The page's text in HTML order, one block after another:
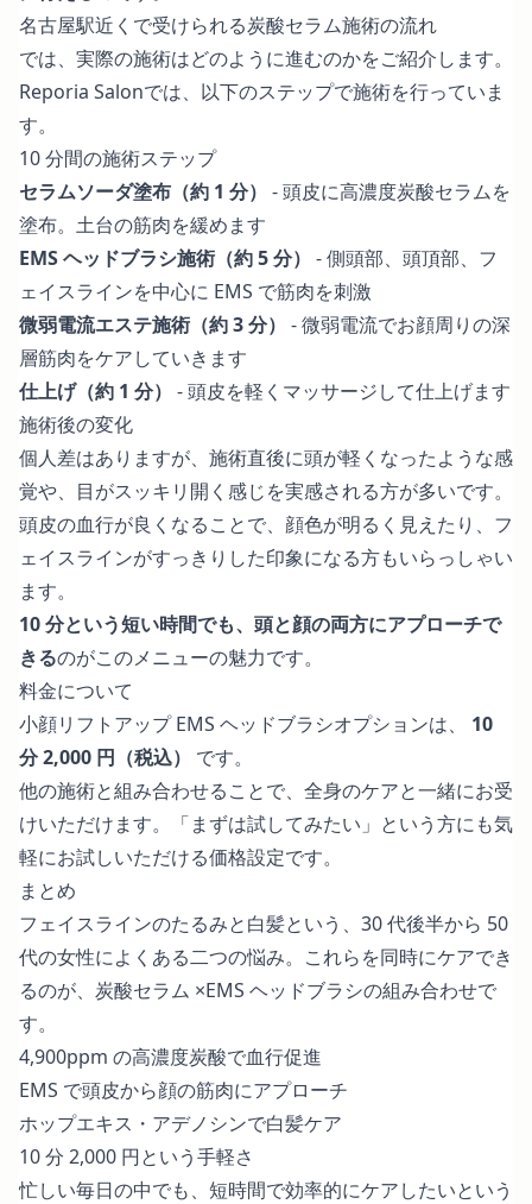
名古屋駅近くで受けられる炭酸セラム施術の流れ
では、実際の施術はどのように進むのかをご紹介します。
Reporia Salonでは、以下のステップで施術を行っていま
す。
10 分間の施術ステップ
セラムソーダ塗布（約 1 分） - 頭皮に高濃度炭酸セラムを
塗布。土台の筋肉を緩めます
EMS ヘッドブラシ施術（約 5 分） - 側頭部、頭頂部、フ
ェイスラインを中心に EMS で筋肉を刺激
微弱電流エステ施術（約 3 分） - 微弱電流でお顔周りの深
層筋肉をケアしていきます
仕上げ（約 1 分） - 頭皮を軽くマッサージして仕上げます
施術後の変化
個人差はありますが、施術直後に頭が軽くなったような感
覚や、目がスッキリ開く感じを実感される方が多いです。
頭皮の血行が良くなることで、顔色が明るく見えたり、フ
ェイスラインがすっきりした印象になる方もいらっしゃい
ます。
10 分という短い時間でも、頭と顔の両方にアプローチで
きるのがこのメニューの魅力です。
料金について
小顔リフトアップ EMS ヘッドブラシオプションは、 10
分 2,000 円（税込）
です。
他の施術と組み合わせることで、全身のケアと一緒にお受
けいただけます。「まずは試してみたい」という方にも気
軽にお試しいただける価格設定です。
まとめ
フェイスラインのたるみと白髪という、30 代後半から 50
代の女性によくある二つの悩み。これらを同時にケアでき
るのが、炭酸セラム ×EMS ヘッドブラシの組み合わせで
す。
4,900ppm の高濃度炭酸で血行促進
EMS で頭皮から顔の筋肉にアプローチ
ホップエキス・アデノシンで白髪ケア
10 分 2,000 円という手軽さ
忙しい毎日の中でも、短時間で効率的にケアしたいという